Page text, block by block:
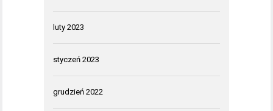
luty 2023
styczeń 2023
grudzień 2022